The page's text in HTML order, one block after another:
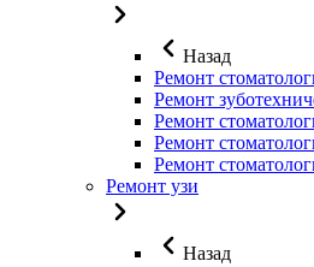
Назад
Ремонт
Ремонт
Ремонт
Ремонт
Ремонт
Ремонт узи
Назад